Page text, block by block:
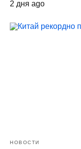
2 дня ago
НОВОСТИ